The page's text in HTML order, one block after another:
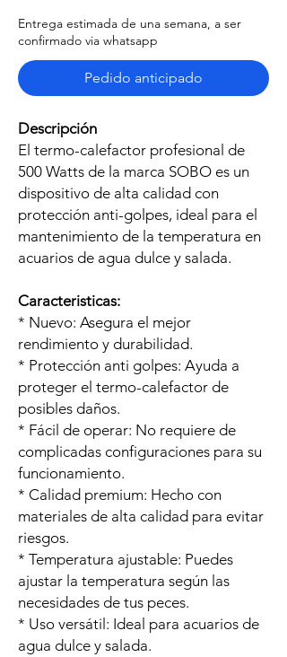
Entrega estimada de una semana, a ser
confirmado via whatsapp
Pedido anticipado
Descripción
El termo-calefactor profesional de
500 Watts de la marca SOBO es un
dispositivo de alta calidad con
protección anti-golpes, ideal para el
mantenimiento de la temperatura en
acuarios de agua dulce y salada.
Caracteristicas:
* Nuevo: Asegura el mejor
rendimiento y durabilidad.
* Protección anti golpes: Ayuda a
proteger el termo-calefactor de
posibles daños.
* Fácil de operar: No requiere de
complicadas configuraciones para su
funcionamiento.
* Calidad premium: Hecho con
materiales de alta calidad para evitar
riesgos.
* Temperatura ajustable: Puedes
ajustar la temperatura según las
necesidades de tus peces.
* Uso versátil: Ideal para acuarios de
agua dulce y salada.